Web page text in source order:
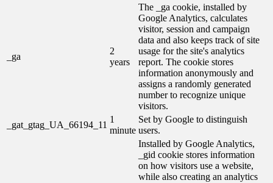
_ga
2
years
The _ga cookie, installed by
Google Analytics, calculates
visitor, session and campaign
data and also keeps track of site
usage for the site's analytics
report. The cookie stores
information anonymously and
assigns a randomly generated
number to recognize unique
visitors.
_gat_gtag_UA_66194_11
1
minute
Set by Google to distinguish
users.
Installed by Google Analytics,
_gid cookie stores information
on how visitors use a website,
while also creating an analytics